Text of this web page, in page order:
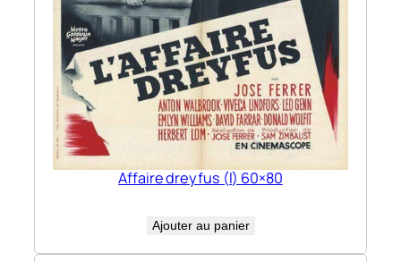
Affaire dreyfus (l) 60×80
Ajouter au panier